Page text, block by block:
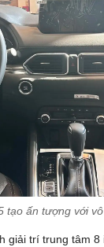
tạo ấn tượng với
giải trí trung tâm